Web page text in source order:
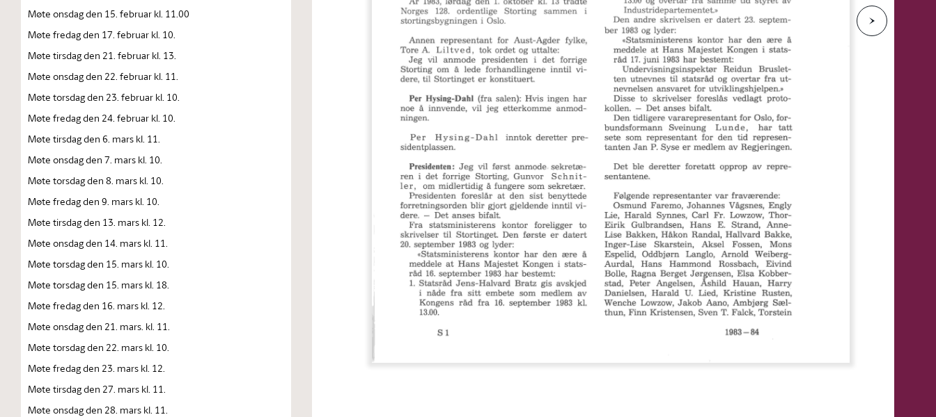
Møte onsdag den 15. februar kl. 11.00
Møte fredag den 17. februar kl. 10.
Møte tirsdag den 21. februar kl. 13.
Møte onsdag den 22. februar kl. 11.
Møte torsdag den 23. februar kl. 10.
Møte fredag den 24. februar kl. 10.
Møte tirsdag den 6. mars kl. 11.
Møte onsdag den 7. mars kl. 10.
Møte torsdag den 8. mars kl. 10.
Møte fredag den 9. mars kl. 10.
Møte tirsdag den 13. mars kl. 12.
Møte onsdag den 14. mars kl. 11.
Møte torsdag den 15. mars kl. 10.
Møte torsdag den 15. mars kl. 18.
Møte fredag den 16. mars kl. 12.
Møte onsdag den 21. mars. kl. 11.
Møte torsdag den 22. mars kl. 10.
Møte fredag den 23. mars kl. 12.
Møte tirsdag den 27. mars kl. 11.
Møte onsdag den 28. mars kl. 11.
N
e
s
t
e
s
i
d
e